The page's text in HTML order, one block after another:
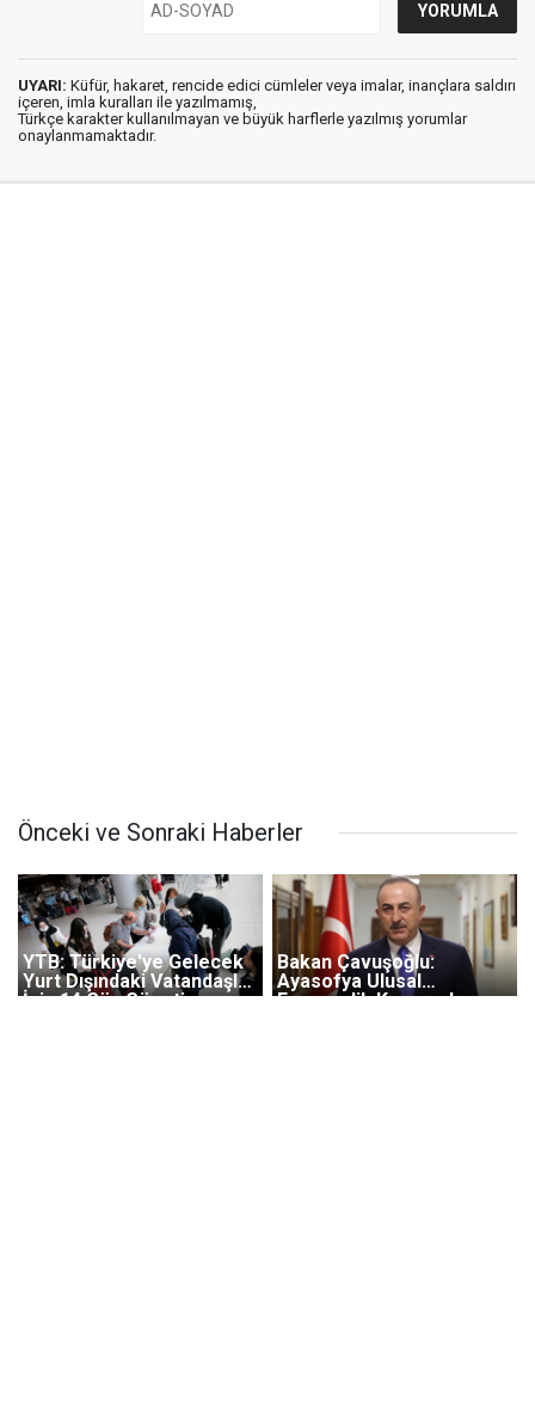
UYARI: Küfür, hakaret, rencide edici cümleler veya imalar, inançlara saldırı
içeren, imla kuralları ile yazılmamış,
Türkçe karakter kullanılmayan ve büyük harflerle yazılmış yorumlar
onaylanmamaktadır.
Önceki ve Sonraki Haberler
YTB: Türkiye'ye Gelecek
Yurt Dışındaki Vatandaşlar
İçin 14 Gün Gözetim
Bakan Çavuşoğlu:
Ayasofya Ulusal
Egemenlik Konusudur